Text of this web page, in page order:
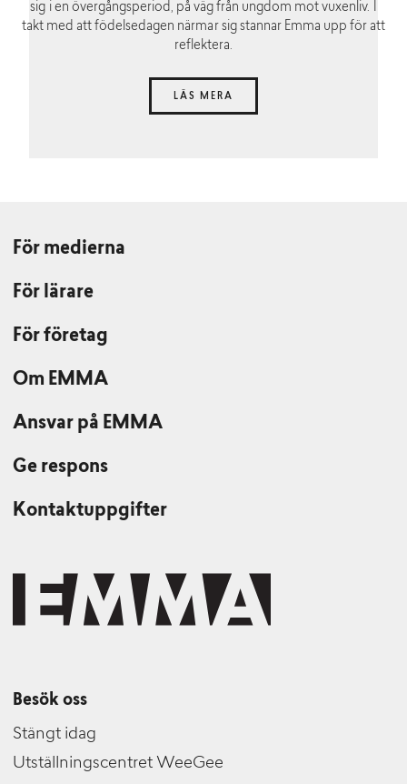
sig i en övergångsperiod, på väg från ungdom mot vuxenliv. I
takt med att födelsedagen närmar sig stannar Emma upp för att
reflektera.
LÄS MERA
För medierna
För lärare
För företag
Om EMMA
Ansvar på EMMA
Ge respons
Kontaktuppgifter
Besök oss
Stängt idag
Utställningscentret WeeGee